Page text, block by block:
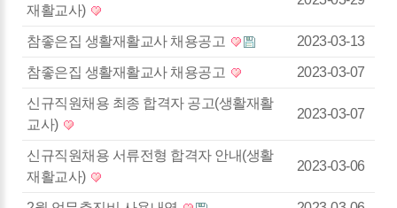
재활교사)
참좋은집 생활재활교사 채용공고 2023-03-13
참좋은집 생활재활교사 채용공고 2023-03-07
신규직원채용 최종 합격자 공고(생활재활
교사)
2023-03-07
신규직원채용 서류전형 합격자 안내(생활
재활교사)
2023-03-06